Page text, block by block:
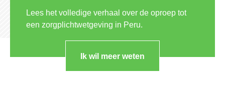
Lees het volledige verhaal over de oproep tot
een zorgplichtwetgeving in Peru.
Ik wil meer weten